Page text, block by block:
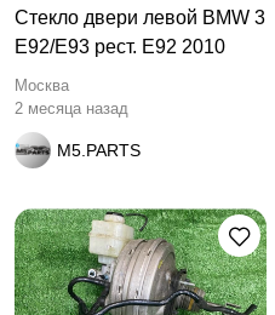
Стекло двери левой BMW 3
E92/E93 рест. E92 2010
Москва
2 месяца назад
M5.PARTS